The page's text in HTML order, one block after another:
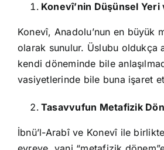
Konevî’nin Düşünsel Yeri
Konevî, Anadolu’nun en büyük
olarak sunulur. Üslubu oldukça
kendi döneminde bile
vasiyetlerinde bile buna işaret
Tasavvufun Metafizik
İbnü’l-Arabî ve Konevî ile